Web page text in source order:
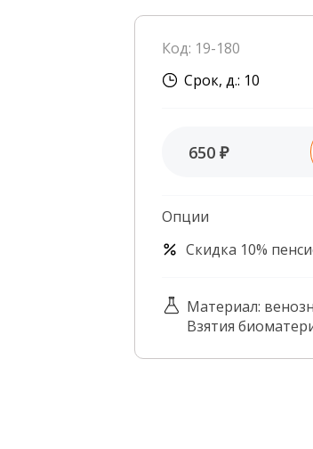
Внутренний аудит
Сотрудники
Код: 19-180
Срок, д.: 10
650 ₽
Опции
Скидка 10%
Материал:
Взятия